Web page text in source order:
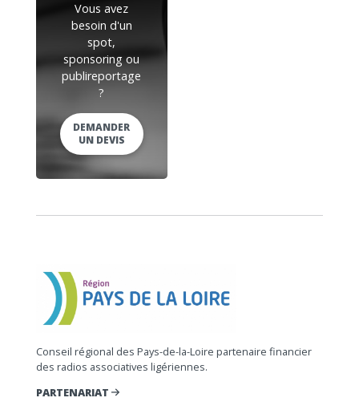
Vous avez
besoin d'un
spot,
sponsoring ou
publireportage
?
DEMANDER
UN DEVIS
Conseil régional des Pays-de-la-Loire partenaire financier
des radios associatives ligériennes.
PARTENARIAT